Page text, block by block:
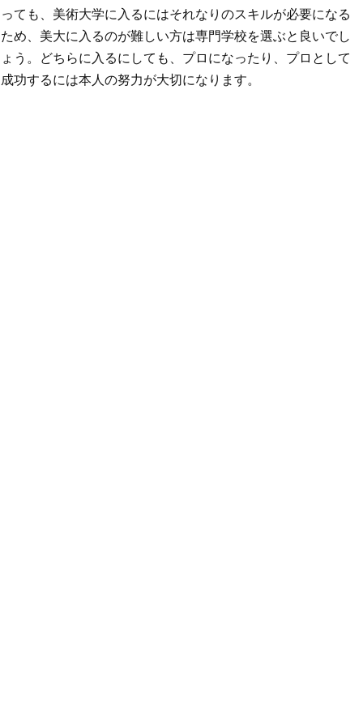
っても、美術大学に入るにはそれなりのスキルが必要になる
ため、美大に入るのが難しい方は専門学校を選ぶと良いでし
ょう。どちらに入るにしても、プロになったり、プロとして
成功するには本人の努力が大切になります。